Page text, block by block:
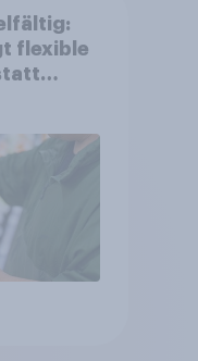
flexible